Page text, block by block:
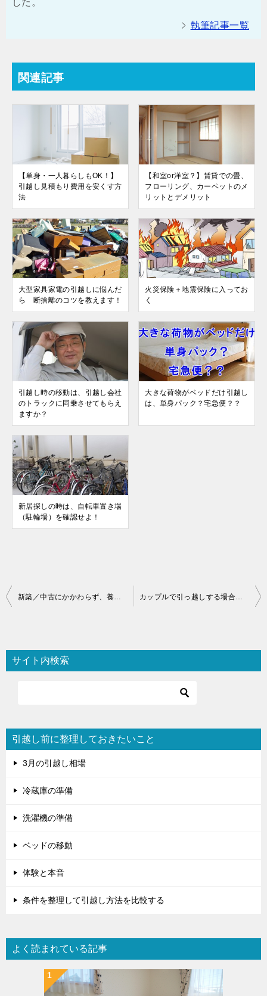
した。
執筆記事一覧
関連記事
【単身・一人暮らしもOK！】
引越し見積もり費用を安くす方
法
【和室or洋室？】賃貸での畳、
フローリング、カーペットのメ
リットとデメリット
大型家具家電の引越しに悩んだ
ら 断捨離のコツを教えます！
火災保険＋地震保険に入ってお
く
引越し時の移動は、引越し会社
のトラックに同乗させてもらえ
ますか？
大きな荷物がベッドだけ引越し
は、単身パック？宅急便？？
新居探しの時は、自転車置き場
（駐輪場）を確認せよ！
投
ビ
ゲ
ョ
ン
新築／中古にかかわらず、養生はしっかりと！ カップルで引っ越しする場合は単身パック×2？
サイト内検索
引越し前に整理しておきたいこと
3月の引越し相場
冷蔵庫の準備
洗濯機の準備
ベッドの移動
体験と本音
条件を整理して引越し方法を比較する
よく読まれている記事